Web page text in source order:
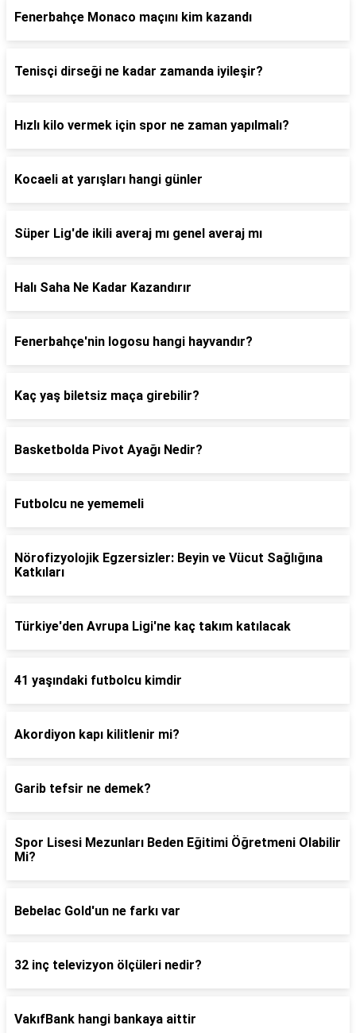
Fenerbahçe Monaco maçını kim kazandı
Tenisçi dirseği ne kadar zamanda iyileşir?
Hızlı kilo vermek için spor ne zaman yapılmalı?
Kocaeli at yarışları hangi günler
Süper Lig'de ikili averaj mı genel averaj mı
Halı Saha Ne Kadar Kazandırır
Fenerbahçe'nin logosu hangi hayvandır?
Kaç yaş biletsiz maça girebilir?
Basketbolda Pivot Ayağı Nedir?
Futbolcu ne yememeli
Nörofizyolojik Egzersizler: Beyin ve Vücut Sağlığına
Katkıları
Türkiye'den Avrupa Ligi'ne kaç takım katılacak
41 yaşındaki futbolcu kimdir
Akordiyon kapı kilitlenir mi?
Garib tefsir ne demek?
Spor Lisesi Mezunları Beden Eğitimi Öğretmeni Olabilir
Mi?
Bebelac Gold'un ne farkı var
32 inç televizyon ölçüleri nedir?
VakıfBank hangi bankaya aittir